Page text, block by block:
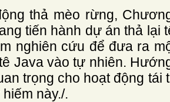
thả mèo rừng,
tiến hành dự án thả lại
nghiên cứu để đưa ra
Java vào tự nhiên.
trọng cho hoạt động tái
này./.